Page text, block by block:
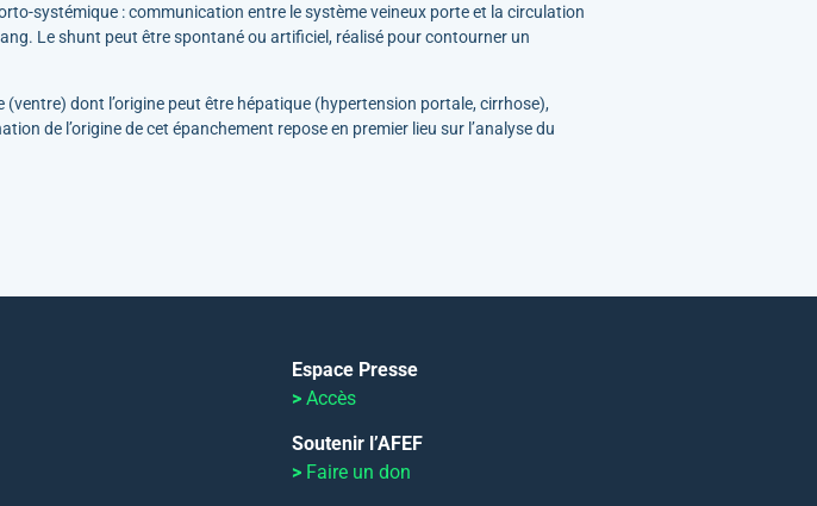
systémique : communication entre le système veineux porte et la circulation
Le shunt peut être spontané ou artificiel, réalisé pour contourner un
dont l’origine peut être hépatique (hypertension portale, cirrhose),
de l’origine de cet épanchement repose en premier lieu sur l’analyse du
Espace Presse
>Accès
Soutenir l’AFEF
> Faire un don